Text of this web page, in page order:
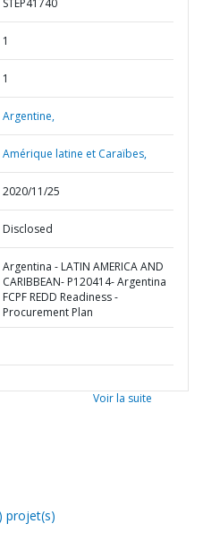
STEP41740
1
1
Argentine,
Amérique latine et Caraïbes,
2020/11/25
Disclosed
Argentina - LATIN AMERICA AND
CARIBBEAN- P120414- Argentina
FCPF REDD Readiness -
Procurement Plan
Voir la suite
projet(s)